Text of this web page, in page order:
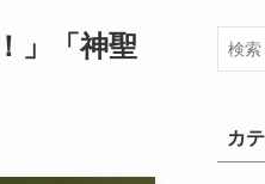
」「神聖
カ